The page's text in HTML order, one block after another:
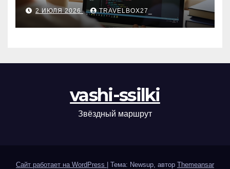
2 ИЮЛЯ 2026 TRAVELBOX27_
vashi-ssilki
Звёздный маршрут
Сайт работает на WordPress Тема: Newsup, автор Themeansar